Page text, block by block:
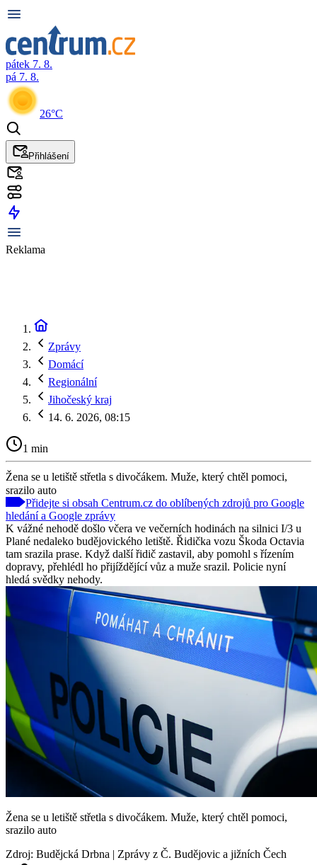
pátek 7. 8.
pá 7. 8.
26°C
Přihlášení
Reklama
Zprávy
Domácí
Regionální
Jihočeský kraj
14. 6. 2026, 08:15
1 min
Žena se u letiště střetla s divočákem. Muže, který chtěl pomoci,
srazilo auto
Přidejte si obsah Centrum.cz do oblíbených zdrojů pro Google
hledání a Google zprávy
K vážné nehodě došlo včera ve večerních hodinách na silnici I/3 u
Plané nedaleko budějovického letiště. Řidička vozu Škoda Octavia
tam srazila prase. Když další řidič zastavil, aby pomohl s řízením
dopravy, přehlédl ho přijíždějící vůz a muže srazil. Policie nyní
hledá svědky nehody.
Žena se u letiště střetla s divočákem. Muže, který chtěl pomoci,
srazilo auto
Zdroj: Budějcká Drbna | Zprávy z Č. Budějovic a jižních Čech